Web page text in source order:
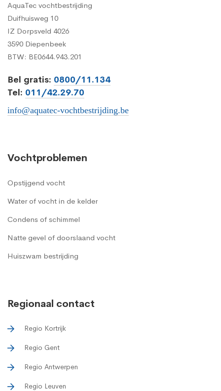
AquaTec vochtbestrijding
Duifhuisweg 10
IZ Dorpsveld 4026
3590 Diepenbeek
BTW: BE0644.943.201
Bel gratis: 0800/11.134
Tel: 011/42.29.70
info@aquatec-vochtbestrijding.be
Vochtproblemen
Opstijgend vocht
Water of vocht in de kelder
Condens of schimmel
Natte gevel of doorslaand vocht
Huiszwam bestrijding
Regionaal contact
Regio Kortrijk
Regio Gent
Regio Antwerpen
Regio Leuven